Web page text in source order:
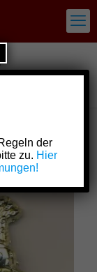
Show all
der
zu. Hier